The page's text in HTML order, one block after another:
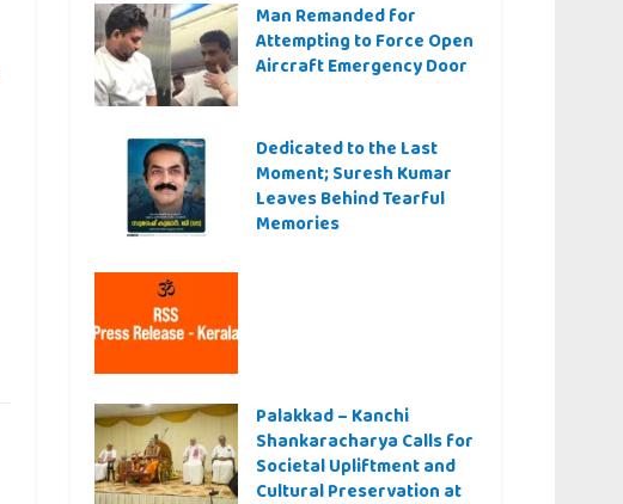
Man Remanded for
Attempting to Force Open
Aircraft Emergency Door
Dedicated to the Last
Moment; Suresh Kumar
Leaves Behind Tearful
Memories
Palakkad – Kanchi
Shankaracharya Calls for
Societal Upliftment and
Cultural Preservation at